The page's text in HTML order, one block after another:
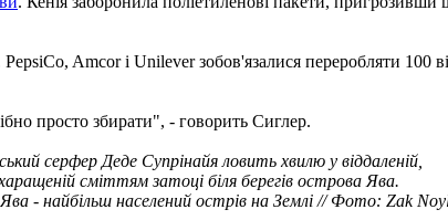
Amcor і Unilever зобов'язалися переробляти 100
просто збирати", - говорить Сиглер.
серфер Деде Супрінайя ловить хвилю у віддаленій,
сміттям затоці біля берегів острова Ява.
Ява - найбільш населений острів на Землі // Фото: Zak